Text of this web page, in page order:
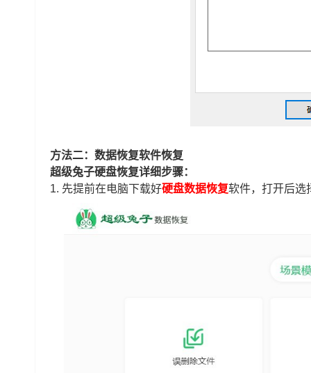
方法二：数据恢复软件恢复
超级兔子硬盘恢复详细步骤：
1. 先提前在电脑下载好硬盘数据恢复软件，打开后选